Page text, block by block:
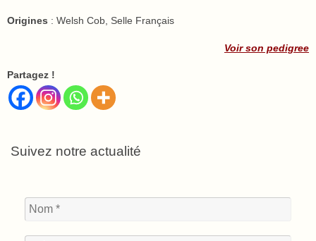
Origines : Welsh Cob, Selle Français
Voir son pedigree
Partagez !
Suivez notre actualité